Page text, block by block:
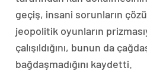
geçiş, insani sorunların
jeopolitik oyunların
çalışıldığını, bunun da
bağdaşmadığını kaydetti.